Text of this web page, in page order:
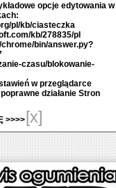
opcje edytowania w
pl/kb/ciasteczka
kb/278835/pl
bin/answer.py?
czasu/blokowanie-
w przeglądarce
działanie Stron
>>>>[x]